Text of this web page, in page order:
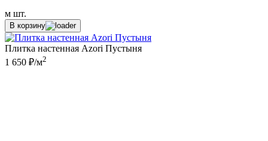
м шт.
В корзину
Плитка настенная Azori Пустыня
1 650 ₽/м2